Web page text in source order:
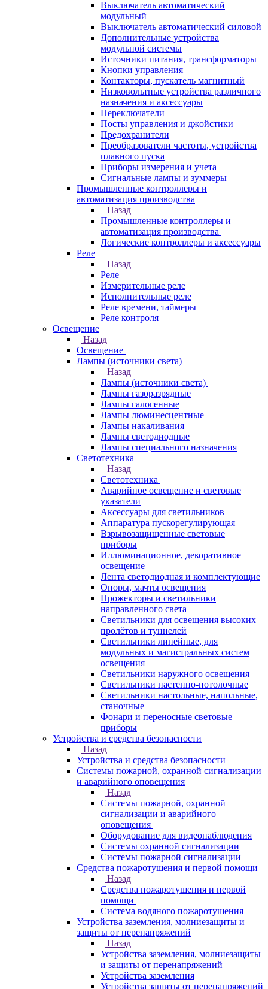
Выключатель автоматический
модульный
Выключатель автоматический силовой
Дополнительные устройства
модульной системы
Источники питания, трансформаторы
Кнопки управления
Контакторы, пускатель магнитный
Низковольтные устройства различного
назначения и аксессуары
Переключатели
Посты управления и джойстики
Предохранители
Преобразователи частоты, устройства
плавного пуска
Приборы измерения и учета
Сигнальные лампы и зуммеры
Промышленные контроллеры и
автоматизация производства
Назад
Промышленные контроллеры и
автоматизация производства
Логические контроллеры и аксессуары
Реле
Назад
Реле
Измерительные реле
Исполнительные реле
Реле времени, таймеры
Реле контроля
Освещение
Назад
Освещение
Лампы (источники света)
Назад
Лампы (источники света)
Лампы газоразрядные
Лампы галогенные
Лампы люминесцентные
Лампы накаливания
Лампы светодиодные
Лампы специального назначения
Светотехника
Назад
Светотехника
Аварийное освещение и световые
указатели
Аксессуары для светильников
Аппаратура пускорегулирующая
Взрывозащищенные световые
приборы
Иллюминационное, декоративное
освещение
Лента светодиодная и комплектующие
Опоры, мачты освещения
Прожекторы и светильники
направленного света
Светильники для освещения высоких
пролётов и туннелей
Светильники линейные, для
модульных и магистральных систем
освещения
Светильники наружного освещения
Светильники настенно-потолочные
Светильники настольные, напольные,
станочные
Фонари и переносные световые
приборы
Устройства и средства безопасности
Назад
Устройства и средства безопасности
Системы пожарной, охранной сигнализации
и аварийного оповещения
Назад
Системы пожарной, охранной
сигнализации и аварийного
оповещения
Оборудование для видеонаблюдения
Системы охранной сигнализации
Системы пожарной сигнализации
Средства пожаротушения и первой помощи
Назад
Средства пожаротушения и первой
помощи
Система водяного пожаротушения
Устройства заземления, молниезащиты и
защиты от перенапряжений
Назад
Устройства заземления, молниезащиты
и защиты от перенапряжений
Устройства заземления
Устройства защиты от перенапряжений